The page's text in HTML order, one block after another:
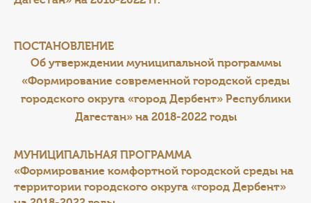
ПОСТАНОВЛЕНИЕ
Об утверждении муниципальной программы
«Формирование современной городской среды
городского округа «город Дербент» Республики
Дагестан» на 2018-2022 годы
МУНИЦИПАЛЬНАЯ ПРОГРАММА
«Формирование комфортной городской среды на
территории городского округа «город Дербент»